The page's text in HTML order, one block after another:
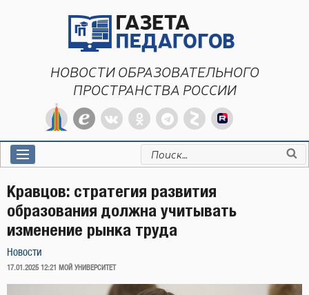
НОВОСТИ ОБРАЗОВАТЕЛЬНОГО
ПРОСТРАНСТВА РОССИИ
Искать:
Кравцов: стратегия развития
образования должна учитывать
изменение рынка труда
Новости
ОПУБЛИКОВАНО
17.01.2025 12:21 МОЙ УНИВЕРСИТЕТ